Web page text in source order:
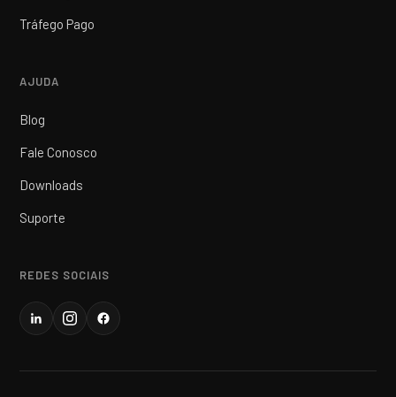
Tráfego Pago
AJUDA
Blog
Fale Conosco
Downloads
Suporte
REDES SOCIAIS